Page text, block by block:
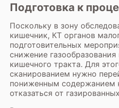
Подготовка к
Поскольку в зону
кишечник, КТ органов
подготовительных
снижение
кишечного тракта. Для
сканированием нужно
пониженным содержанием
отказаться от